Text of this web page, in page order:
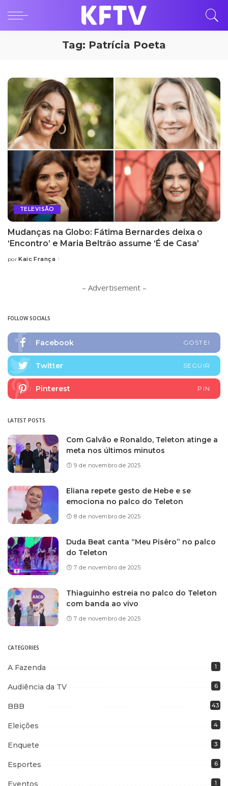
Tag: Patrícia Poeta
TELEVISÃO
Mudanças na Globo: Fátima Bernardes deixa o
‘Encontro’ e Maria Beltrão assume ‘É de Casa’
Posted
por Kaic França
– Advertisement –
FOLLOW SOCIALS
Facebook GOSTEI
Twitter SEGUIR
Pinterest PIN
LATEST POSTS
Com Galvão e Ronaldo, Teleton atinge a
meta nos últimos minutos
9 de novembro de 2025
Eliana repete gesto de Hebe e se
emociona no palco do Teleton
8 de novembro de 2025
Duda Beat canta “Meu Pisêro” no palco
do Teleton
7 de novembro de 2025
Thiaguinho estreia no palco do Teleton
com banda ao vivo
7 de novembro de 2025
CATEGORIES
A Fazenda 1
Audiência da TV 6
BBB 43
Eleições 4
Enquete 3
Esportes 6
Eventos 1